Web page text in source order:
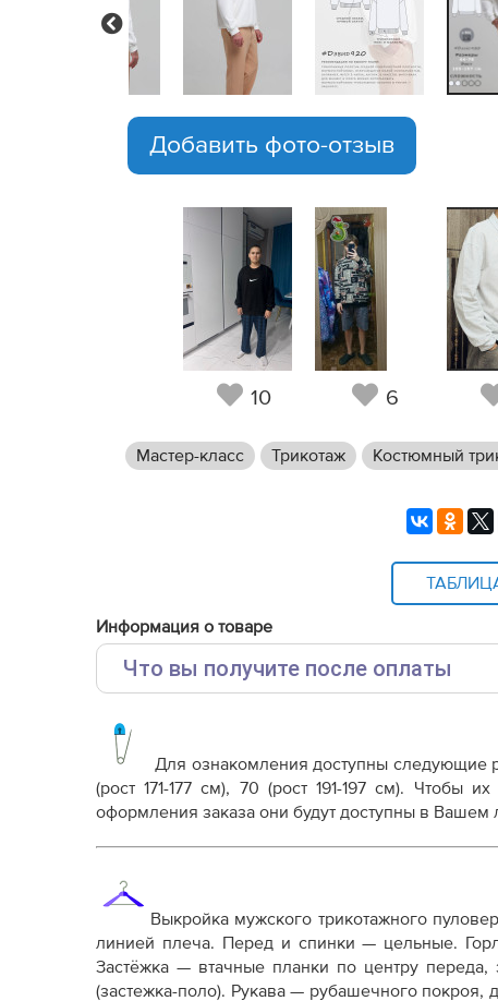
Previous
Добавить фото-отзыв
10 6
Мастер-класс Трикотаж Костюмный
Информация о товаре
Что вы получите после оплаты
Выкройка PDF для печати на принтере A4
от выбора формата
Инструкция-пуловер-Дэвид920.pdf
Дополнительные файлы:
Терминология машинных работ
Терминология ВТО
Дополнение к технологии пошива
Как распечатывать выкройки
Как скорректировать готовую выкройку по
Для ознакомления доступны следующие
(рост 171-177 см), 70 (рост 191-197 см). Чтобы
оформления заказа они будут доступны в Вашем
Выкройка мужского трикотажного
линией плеча. Перед и спинки — цельные.
Застёжка — втачные планки по центру
(застежка-поло). Рукава — рубашечного покроя,